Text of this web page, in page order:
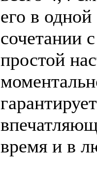
его в
сочетании
простой
время и в